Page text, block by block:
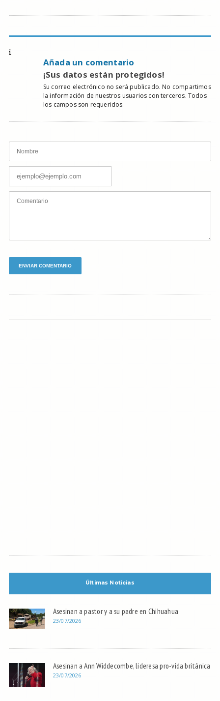
Añada un comentario
¡Sus datos están protegidos!
Su correo electrónico no será publicado. No compartimos
la información de nuestros usuarios con terceros. Todos
los campos son requeridos.
Últimas Noticias
Asesinan a pastor y a su padre en Chihuahua
23/07/2026
Asesinan a Ann Widdecombe, lideresa pro-vida británica
23/07/2026